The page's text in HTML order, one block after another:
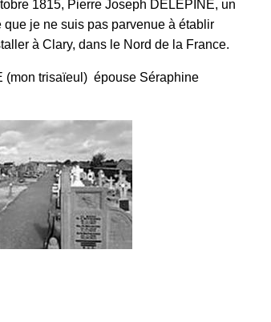
1815, Pierre Joseph DELEPINE, un
je ne suis pas parvenue à établir
à Clary, dans le Nord de la France.
(mon trisaïeul) épouse Séraphine